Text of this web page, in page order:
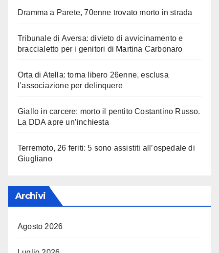
Dramma a Parete, 70enne trovato morto in strada
Tribunale di Aversa: divieto di avvicinamento e
braccialetto per i genitori di Martina Carbonaro
Orta di Atella: torna libero 26enne, esclusa
l’associazione per delinquere
Giallo in carcere: morto il pentito Costantino Russo.
La DDA apre un’inchiesta
Terremoto, 26 feriti: 5 sono assistiti all’ospedale di
Giugliano
Archivi
Agosto 2026